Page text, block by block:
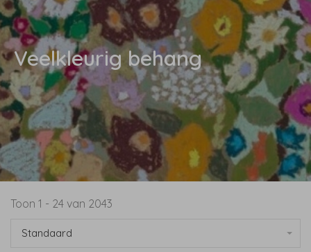
Veelkleurig behang
Toon 1 - 24 van 2043
Standaard